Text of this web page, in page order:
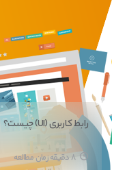
رابط کاربری (UI) چیست؟
8 دقیقه زمان مطالعه